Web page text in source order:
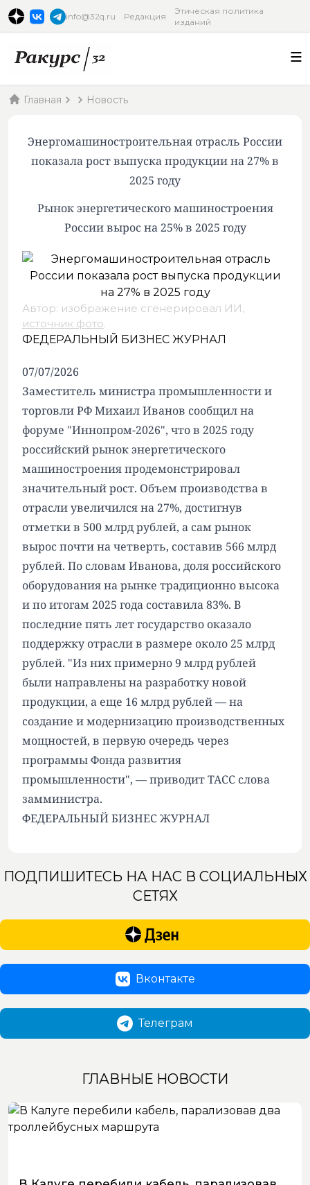
info@32q.ru Редакция
Этическая политика
изданий
Главная Новость
Энергомашиностроительная отрасль России
показала рост выпуска продукции на 27% в
2025 году
Рынок энергетического машиностроения
России вырос на 25% в 2025 году
Автор: изображение сгенерировал ИИ,
источник фото.
ФЕДЕРАЛЬНЫЙ БИЗНЕС ЖУРНАЛ
07/07/2026
Заместитель министра промышленности и
торговли РФ Михаил Иванов сообщил на
форуме "Иннопром-2026", что в 2025 году
российский рынок энергетического
машиностроения продемонстрировал
значительный рост. Объем производства в
отрасли увеличился на 27%, достигнув
отметки в 500 млрд рублей, а сам рынок
вырос почти на четверть, составив 566 млрд
рублей. По словам Иванова, доля российского
оборудования на рынке традиционно высока
и по итогам 2025 года составила 83%. В
последние пять лет государство оказало
поддержку отрасли в размере около 25 млрд
рублей. "Из них примерно 9 млрд рублей
были направлены на разработку новой
продукции, а еще 16 млрд рублей — на
создание и модернизацию производственных
мощностей, в первую очередь через
программы Фонда развития
промышленности", — приводит ТАСС слова
замминистра.
ФЕДЕРАЛЬНЫЙ БИЗНЕС ЖУРНАЛ
ПОДПИШИТЕСЬ НА НАС В СОЦИАЛЬНЫХ
СЕТЯХ
Вконтакте
Телеграм
ГЛАВНЫЕ НОВОСТИ